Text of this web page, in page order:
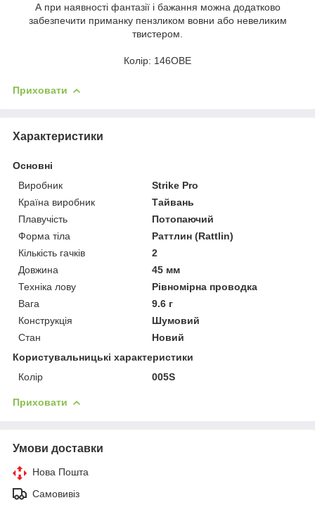
А при наявності фантазії і бажання можна додатково
забезпечити приманку пензликом вовни або невеликим
твистером.
Колір: 146OBE
Приховати
Характеристики
Основні
Виробник
Strike Pro
Країна виробник
Тайвань
Плавучість
Потопаючий
Форма тіла
Раттлин (Rattlin)
Кількість гачків
2
Довжина
45 мм
Техніка лову
Рівномірна проводка
Вага
9.6 г
Конструкція
Шумовий
Стан
Новий
Користувальницькі характеристики
Колір
005S
Приховати
Умови доставки
Нова Пошта
Самовивіз